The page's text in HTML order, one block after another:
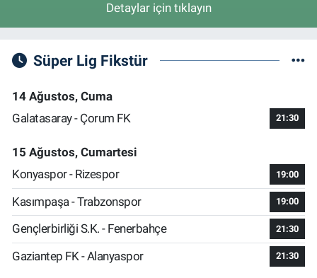
Detaylar için tıklayın
Süper Lig Fikstür
14 Ağustos, Cuma
Galatasaray - Çorum FK
21:30
15 Ağustos, Cumartesi
Konyaspor - Rizespor
19:00
Kasımpaşa - Trabzonspor 19:00
Gençlerbirliği S.K. - Fenerbahçe 21:30
Gaziantep FK - Alanyaspor 21:30